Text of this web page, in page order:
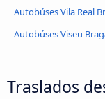
Autobúses Vila Real
Autobúses Viseu
Traslados